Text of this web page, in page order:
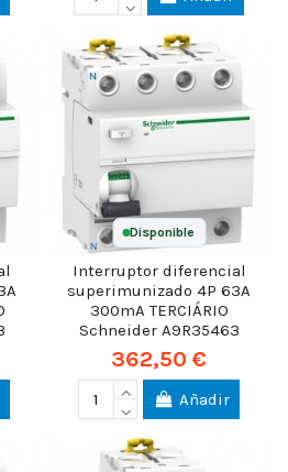
Disponible
Interruptor diferencial
superimunizado 4P 63A
300mA TERCIÁRIO
Schneider A9R35463
362,50 €
Añadir